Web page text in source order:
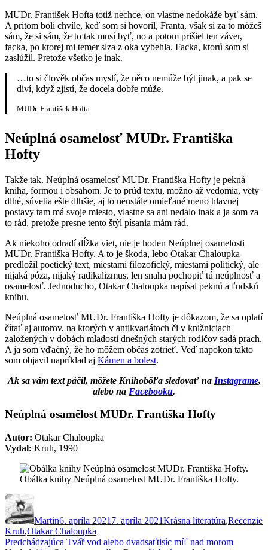
MUDr. František Hofta totiž nechce, on vlastne nedokáže byť sám.
A pritom boli chvíle, keď som si hovoril, Franta, však si za to môžeš
sám, že si sám, že to tak musí byť, no a potom prišiel ten záver,
facka, po ktorej mi temer slza z oka vybehla. Facka, ktorú som si
zaslúžil. Pretože všetko je inak.
…to si člověk občas myslí, že něco nemúže být jinak, a pak se
diví, když zjistí, že docela dobře múže.
MUDr. František Hofta
Neúplná osamelosť MUDr. Františka
Hofty
Takže tak. Neúplná osamelosť MUDr. Františka Hofty je pekná
kniha, formou i obsahom. Je to prúd textu, možno až vedomia, vety
dlhé, súvetia ešte dlhšie, aj to neustále omieľané meno hlavnej
postavy tam má svoje miesto, vlastne sa ani nedalo inak a ja som za
to rád, pretože presne tento štýl písania mám rád.
Ak niekoho odradí dĺžka viet, nie je hoden Neúplnej osamelosti
MUDr. Františka Hofty. A to je škoda, lebo Otakar Chaloupka
predložil poetický text, miestami filozofický, miestami politický, ale
nijaká póza, nijaký radikalizmus, len snaha pochopiť tú neúplnosť a
osamelosť. Jednoducho, Otakar Chaloupka napísal peknú a ľudskú
knihu.
Neúplná osamelosť MUDr. Františka Hofty je dôkazom, že sa oplatí
čítať aj autorov, na ktorých v antikvariátoch či v knižniciach
založených v dobách mladosti dnešných starých rodičov sadá prach.
A ja som vďačný, že ho môžem občas zotrieť. Veď napokon takto
som objavil napríklad aj Kámen a bolest.
Ak sa vám text páčil, môžete Knihobôľa sledovať na Instagrame,
alebo na Facebooku.
Neúplná osamělost MUDr. Františka Hofty
Autor: Otakar Chaloupka
Vydal: Kruh, 1990
Obálka knihy Neúplná osamelost MUDr. Františka Hofty.
Autor
Martin6. apríla 2021 7. apríla 2021Krásna literatúra,Recenzie
Kruh,Otakar Chaloupka
Navigácia
Predchádzajúca Predchádzajúci
Tvář vod alebo dvadsaťtisíc míľ nad morom